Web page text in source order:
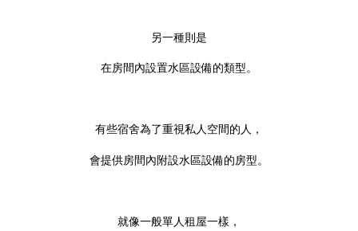
另一種則是
在房間內設置水區設備的類型。
有些宿舍為了重視私人空間的人，
會提供房間內附設水區設備的房型。
就像一般單人租屋一樣，